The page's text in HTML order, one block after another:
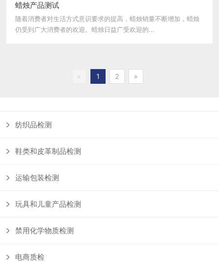
蜡烛产品测试
随着消费者对生活方式意识要求的提高，蜡烛销量不断增加，蜡烛
仍受到广大消费者的欢迎。蜡烛日益广受欢迎的...
« 1 2 »
纺织品检测
鞋类和皮革制品检测
运输包装检测
玩具和儿童产品检测
禁用化学物质检测
电商质检